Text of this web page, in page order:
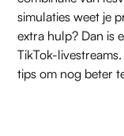
simulaties weet je
extra hulp? Dan is
TikTok-
tips om nog beter